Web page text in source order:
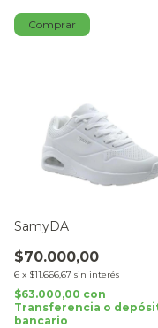
Comprar
SamyDA
$70.000,00
6 x $11.666,67 sin interés
$63.000,00 con
Transferencia o
bancario